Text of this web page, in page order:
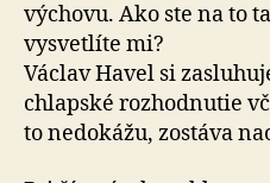
výchovu. Ako ste na to
vysvetlíte mi?
Václav Havel si
chlapské rozhodnutie
to nedokážu, zostáva